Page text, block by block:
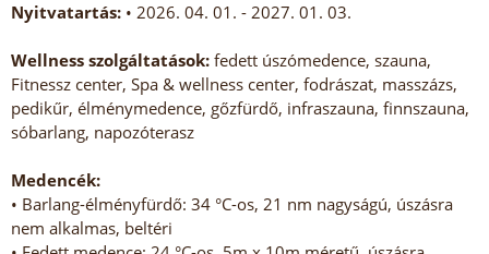
Nyitvatartás: • 2026. 04. 01. - 2027. 01. 03.
Wellness szolgáltatások: fedett úszómedence, szauna,
Fitnessz center, Spa & wellness center, fodrászat, masszázs,
pedikűr, élménymedence, gőzfürdő, infraszauna, finnszauna,
sóbarlang, napozóterasz
Medencék:
• Barlang-élményfürdő: 34 °C-os, 21 nm nagyságú, úszásra
nem alkalmas, beltéri